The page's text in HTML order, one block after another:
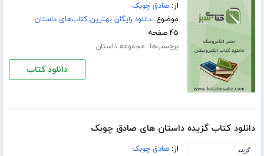
از:صادق چوبک
موضوع:دانلود رایگان بهترین کتاب‌های داستان
۴۵ صفحه
برچسب‌ها: مجموعه داستان
دانلود کتاب
دانلود کتاب گزیده داستان های صادق چوبک
از:صادق چوبک